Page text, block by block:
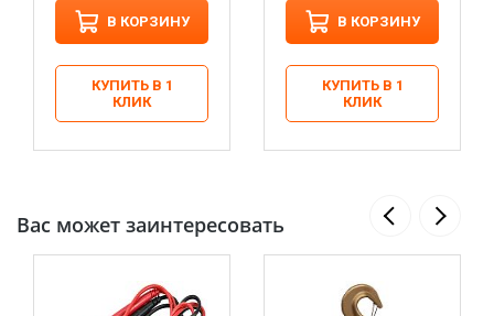
В КОРЗИНУ
КУПИТЬ В 1
КЛИК
В КОРЗИНУ
КУПИТЬ В 1
КЛИК
Вас может заинтересовать